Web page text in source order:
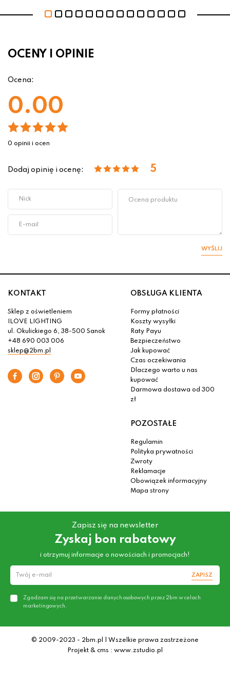
OCENY I OPINIE
Ocena:
0.00
0 opinii i ocen
Dodaj opinię i ocenę: 5
WYŚLIJ
KONTAKT
Sklep z oświetleniem
ILOVE LIGHTING
ul. Okulickiego 6, 38-500 Sanok
+48 690 003 006
sklep@2bm.pl
OBSŁUGA KLIENTA
Formy płatności
Koszty wysyłki
Raty Payu
Bezpieczeństwo
Jak kupować
Czas oczekiwania
Dlaczego warto u nas
kupować
Darmowa dostawa od 300
zł
POZOSTAŁE
Regulamin
Polityka prywatności
Zwroty
Reklamacje
Obowiązek informacyjny
Mapa strony
Zapisz się na newsletter
Zyskaj bon rabatowy
i otrzymuj informacje o nowościach i promocjach!
ZAPISZ
Zgadzam się na przetwarzanie danych osobowych przez 2bm w celach
marketingowych.
© 2009-2023 - 2bm.pl | Wszelkie prawa zastrzeżone
Projekt & cms : www.zstudio.pl